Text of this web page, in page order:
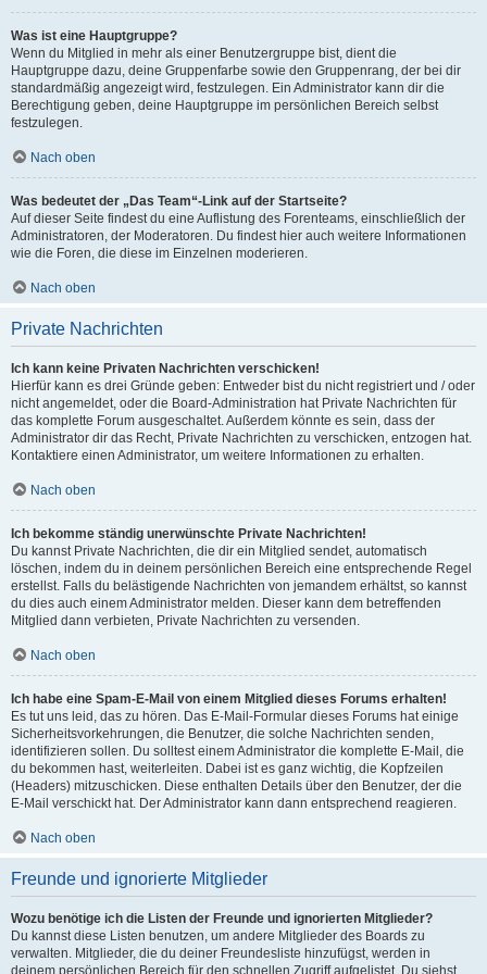
Was ist eine Hauptgruppe?
Wenn du Mitglied in mehr als einer Benutzergruppe bist, dient die
Hauptgruppe dazu, deine Gruppenfarbe sowie den Gruppenrang, der bei dir
standardmäßig angezeigt wird, festzulegen. Ein Administrator kann dir die
Berechtigung geben, deine Hauptgruppe im persönlichen Bereich selbst
festzulegen.
Nach oben
Was bedeutet der „Das Team“-Link auf der Startseite?
Auf dieser Seite findest du eine Auflistung des Forenteams, einschließlich der
Administratoren, der Moderatoren. Du findest hier auch weitere Informationen
wie die Foren, die diese im Einzelnen moderieren.
Nach oben
Private Nachrichten
Ich kann keine Privaten Nachrichten verschicken!
Hierfür kann es drei Gründe geben: Entweder bist du nicht registriert und / oder
nicht angemeldet, oder die Board-Administration hat Private Nachrichten für
das komplette Forum ausgeschaltet. Außerdem könnte es sein, dass der
Administrator dir das Recht, Private Nachrichten zu verschicken, entzogen hat.
Kontaktiere einen Administrator, um weitere Informationen zu erhalten.
Nach oben
Ich bekomme ständig unerwünschte Private Nachrichten!
Du kannst Private Nachrichten, die dir ein Mitglied sendet, automatisch
löschen, indem du in deinem persönlichen Bereich eine entsprechende Regel
erstellst. Falls du belästigende Nachrichten von jemandem erhältst, so kannst
du dies auch einem Administrator melden. Dieser kann dem betreffenden
Mitglied dann verbieten, Private Nachrichten zu versenden.
Nach oben
Ich habe eine Spam-E-Mail von einem Mitglied dieses Forums erhalten!
Es tut uns leid, das zu hören. Das E-Mail-Formular dieses Forums hat einige
Sicherheitsvorkehrungen, die Benutzer, die solche Nachrichten senden,
identifizieren sollen. Du solltest einem Administrator die komplette E-Mail, die
du bekommen hast, weiterleiten. Dabei ist es ganz wichtig, die Kopfzeilen
(Headers) mitzuschicken. Diese enthalten Details über den Benutzer, der die
E-Mail verschickt hat. Der Administrator kann dann entsprechend reagieren.
Nach oben
Freunde und ignorierte Mitglieder
Wozu benötige ich die Listen der Freunde und ignorierten Mitglieder?
Du kannst diese Listen benutzen, um andere Mitglieder des Boards zu
verwalten. Mitglieder, die du deiner Freundesliste hinzufügst, werden in
deinem persönlichen Bereich für den schnellen Zugriff aufgelistet. Du siehst